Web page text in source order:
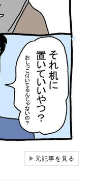
▶元記事を見る